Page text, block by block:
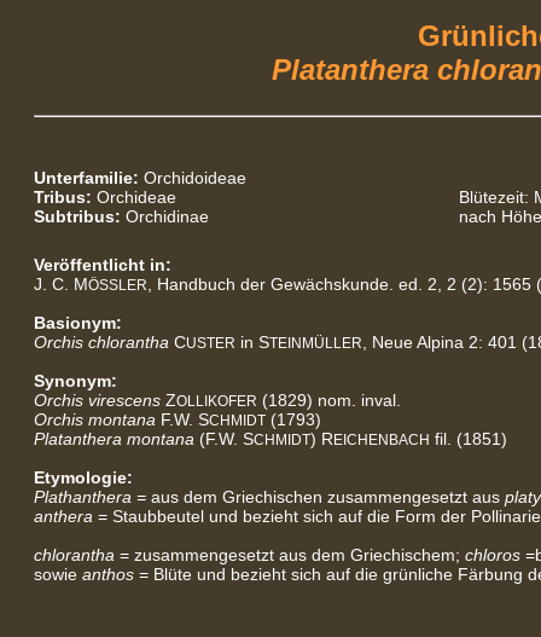
Platanthera
Unterfamilie: Orchidoideae
Tribus: Orchideae
Subtribus: Orchidinae
Blütezeit:
nach
Veröffentlicht in:
J. C. MÖSSLER
, Handbuch der Gewächskunde. ed. 2, 2 (2): 1565
Basionym:
Orchis chlorantha CUSTER in STEINMÜLLER
, Neue Alpina 2: 401
Synonym:
Orchis virescens ZOLLIKOFER (1829) nom. inval.
Orchis montana F.W. SCHMIDT(1793)
Platanthera montana (F.W. SCHMIDT) REICHENBACH fil. (1851)
Etymologie:
Plathanthera = aus dem Griechischen zusammengesetzt aus
anthera = Staubbeutel und bezieht sich auf die Form der
chlorantha = zusammengesetzt aus dem Griechischem; chloros
sowie anthos= Blüte und bezieht sich auf die grünliche Färbung